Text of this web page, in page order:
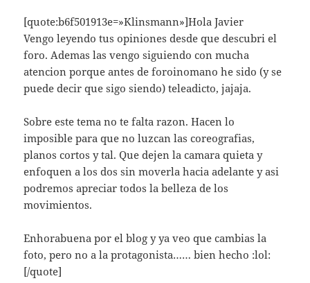
[quote:b6f501913e=»Klinsmann»]Hola Javier
Vengo leyendo tus opiniones desde que descubri el
foro. Ademas las vengo siguiendo con mucha
atencion porque antes de foroinomano he sido (y se
puede decir que sigo siendo) teleadicto, jajaja.
Sobre este tema no te falta razon. Hacen lo
imposible para que no luzcan las coreografias,
planos cortos y tal. Que dejen la camara quieta y
enfoquen a los dos sin moverla hacia adelante y asi
podremos apreciar todos la belleza de los
movimientos.
Enhorabuena por el blog y ya veo que cambias la
foto, pero no a la protagonista…… bien hecho :lol:
[/quote]